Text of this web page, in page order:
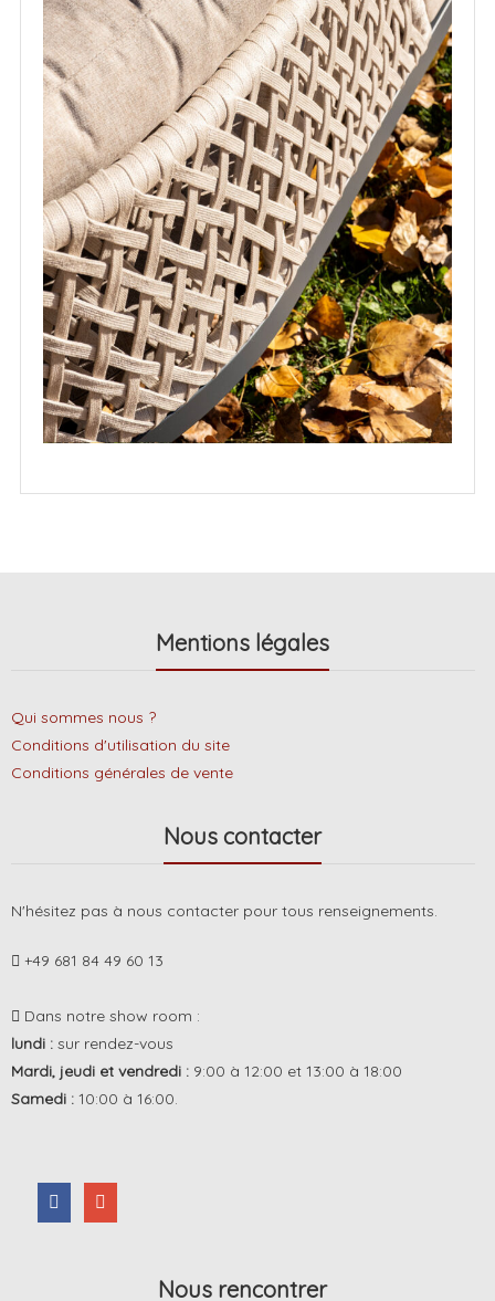
Mentions légales
Qui sommes nous ?
Conditions d'utilisation du site
Conditions générales de vente
Nous contacter
N'hésitez pas à nous contacter pour tous renseignements.
+49 681 84 49 60 13
Dans notre show room :
lundi : sur rendez-vous
Mardi, jeudi et vendredi :9:00 à 12:00 et 13:00 à 18:00
Samedi : 10:00 à 16:00.
Nous rencontrer